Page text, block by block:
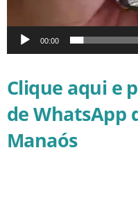
00:00
Clique aqui e
de WhatsApp
Manaós